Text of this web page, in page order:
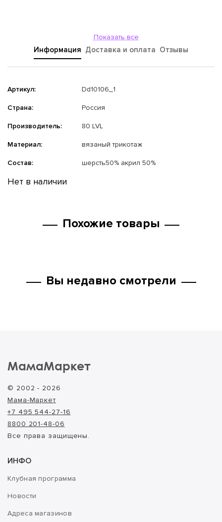
Показать все
Информация Доставка и оплата Отзывы
Артикул: Dd10106_1
Страна: Россия
Производитель: 80 LVL
Материал: вязаный трикотаж
Состав: шерсть50% акрил 50%
Нет в наличии
Похожие товары
Вы недавно смотрели
МамаМаркет
© 2002 - 2026
Мама-Маркет
+7 495 544-27-16
8800 201-48-06
Все права защищены.
ИНФО
Клубная программа
Новости
Адреса магазинов